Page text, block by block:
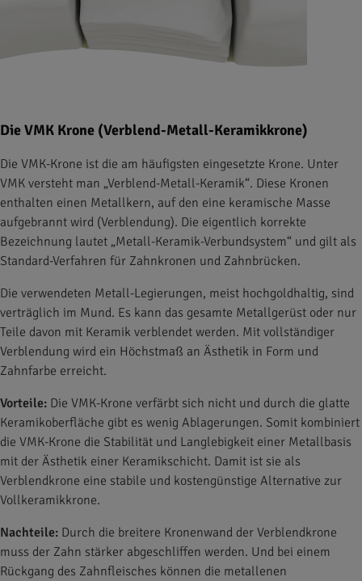
Die VMK Krone (Verblend-Metall-Keramikkrone)
Die VMK-Krone ist die am häufigsten eingesetzte Krone. Unter
VMK versteht man „Verblend-Metall-Keramik“. Diese Kronen
enthalten einen Metallkern, auf den eine keramische Masse
aufgebrannt wird (Verblendung). Die eigentlich korrekte
Bezeichnung lautet „Metall-Keramik-Verbundsystem“ und gilt als
Standard-Verfahren für Zahnkronen und Zahnbrücken.
Die verwendeten Metall-Legierungen, meist hochgoldhaltig, sind
verträglich im Mund. Es kann das gesamte Metallgerüst oder nur
Teile davon mit Keramik verblendet werden. Mit vollständiger
Verblendung wird ein Höchstmaß an Ästhetik in Form und
Zahnfarbe erreicht.
Vorteile: Die VMK-Krone verfärbt sich nicht und durch die glatte
Keramikoberfläche gibt es wenig Ablagerungen. Somit kombiniert
die VMK-Krone die Stabilität und Langlebigkeit einer Metallbasis
mit der Ästhetik einer Keramikschicht. Damit ist sie als
Verblendkrone eine stabile und kostengünstige Alternative zur
Vollkeramikkrone.
Nachteile: Durch die breitere Kronenwand der Verblendkrone
muss der Zahn stärker abgeschliffen werden. Und bei einem
Rückgang des Zahnfleisches können die metallenen